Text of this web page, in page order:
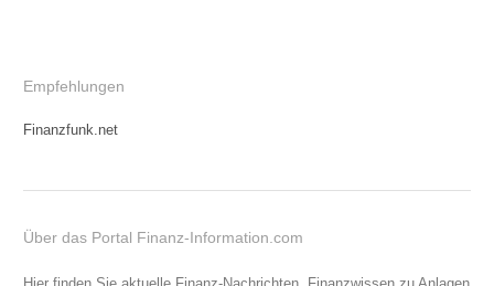
Empfehlungen
Finanzfunk.net
Über das Portal Finanz-Information.com